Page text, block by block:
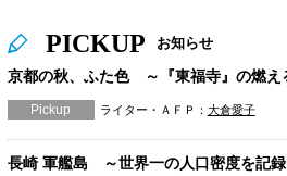
PICKUP お知らせ
京都の秋、ふた色 ～『東福寺』の燃え
Pickup ライター・ＡＦＰ： 大倉愛子
長崎 軍艦島 ～世界一の人口密度を記録